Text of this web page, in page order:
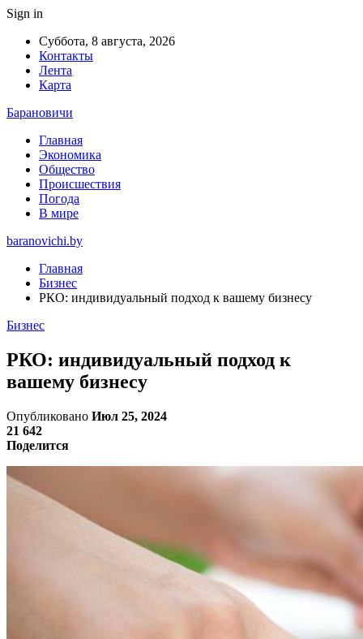
Sign in
Суббота, 8 августа, 2026
Контакты
Лента
Карта
Барановичи
Главная
Экономика
Общество
Происшествия
Погода
В мире
baranovichi.by
Главная
Бизнес
РКО: индивидуальный подход к вашему бизнесу
Бизнес
РКО: индивидуальный подход к
вашему бизнесу
Опубликовано Июл 25, 2024
21 642
Поделится